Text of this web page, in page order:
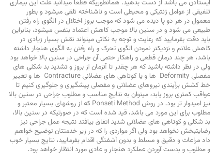
ایستادن می باشد از دست بدهید. همانطوریکه قطعا میدانید علت این بیماری
تلفیقی از عوامل ژنتیکی و محیطی است و ناشناخته تلقی میشود و بطور
معمول در هر دو پا دیده می شود که موجب بروز اختلال در الگوی راه رفتن
طبیعی می شود و در سنین بالا موجب کاهش اعتماد بنفس میشود، بنابراین
باید دقت بفرمایید که رعایت و توجه به نکاتی میتواند نقش بسیار زیادی در
کاهش علائم و نزدیکتر نمودن الگوی تحرک و راه رفتن به الگوی هنجار داشته
باشد، هر چند درمان قطعی و راهکار حتمی آن جراحی در سنین بالا خواهد بود
ولی در نظر داشته باشید که هر چقدر تا آنزمان از بروز و تشدید بد شکلی های
مفصلی Deformity ها و یا کوتاهی های عضلانی Contracture ها و تغییر
خط کشش برآیندی نیروهای عضلانی و مفصلی پیشگیری و جلوگیری کنیم تا
عواقب کمتری بروز یابد، میتوان به نتایج مناسب و مطلوب جراحی در سنین بالا
نیز امیدوار تر بود. در روش Ponseti Method که از روشهای بسیار معتبر و
مطلوب برای این مورد می باشد، قید شده است که در صورتیکه در سنین بالا،
بد شکلی و کوتاهی های عضلانی شدید اتفاق بیافتد نتیجه عمل جراحی نیز
رضایتبخش نخواهد بود ولی اگر مواردی را که در زیر خدمتتان توضیح خواهم
داد مراعات و دقیق و مسلط و بدون آشفتگی اقدام بفرمایید، نتایج بسیار خوب
و مطلوب و بدست آوردن عملکرد هنجار و عادی مورد انتظار خواهد بود.